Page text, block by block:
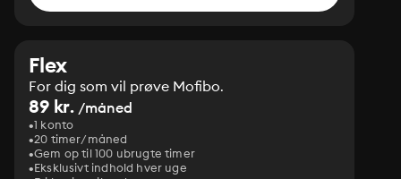
Flex
For dig som vil prøve Mofibo.
89 kr. /måned
1 konto
20 timer/måned
Gem op til 100 ubrugte timer
Eksklusivt indhold hver uge